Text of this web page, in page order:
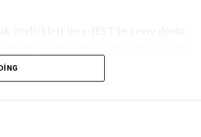
olumlu etki yapıyor ve çevresel etkiyi
Season, güçlü taban tasarımı ve özel
üstün yol tutuşu ve güvenli bir